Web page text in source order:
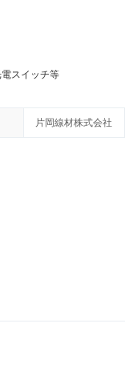
スイッチ等
片岡線材株式会社